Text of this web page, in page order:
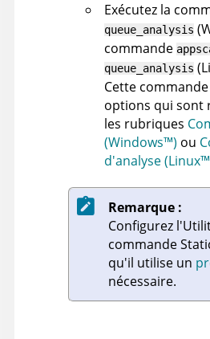
Exécutez la
queue_analysis (
commande
queue_analysis (
Cette
options qui sont
les rubriques
(Windows™) ou
d'analyse(Linux™
Remarque :
Configurez l'
commande
qu'il utilise un
nécessaire.